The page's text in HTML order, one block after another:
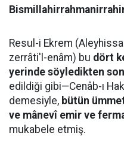
Resul-i Ekrem
zerrâti'l-enâm) bu dört
yerinde söyledikten
edildiği gibi—Cenâb-ı Hak اَلسَّلاَمُ عَلَيْكَ اَيُّهَا النَّبِىُّ 1
demesiyle, bütün
ve mânevî emir ve
mukabele etmiş.